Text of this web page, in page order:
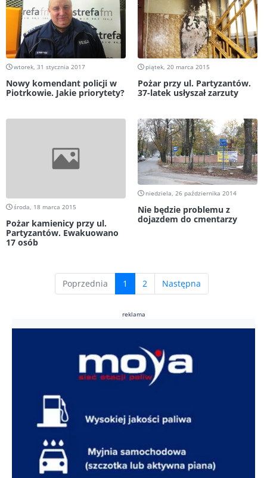
wtorek, 31 stycznia 2017
Nowy komendant policji w
Piotrkowie. Jakie priorytety?
piątek, 20 marca 2015
Pożar przy ul. Partyzantów.
37-latek usłyszał zarzuty
środa, 18 marca 2015
Pożar kamienicy przy ul.
Partyzantów. Ewakuowano
17 osób
niedziela, 26 października 2014
Nie będzie problemu z
dojazdem do cmentarzy
Poprzednia 1 (current)
2 Następna
reklama